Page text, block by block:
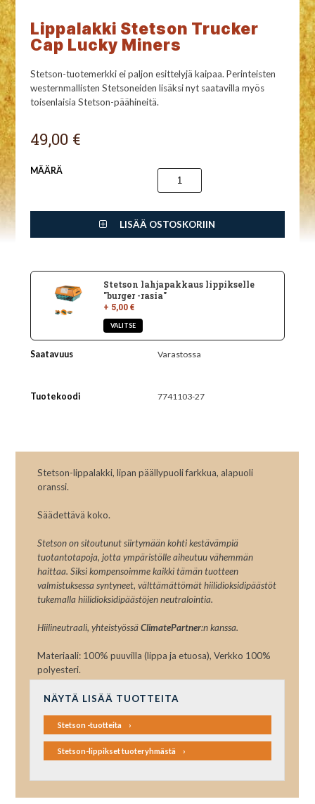
Lippalakki Stetson Trucker
Cap Lucky Miners
Stetson-tuotemerkki ei paljon esittelyjä kaipaa. Perinteisten
westernmallisten Stetsoneiden lisäksi nyt saatavilla myös
toisenlaisia Stetson-päähineitä.
49,00 €
MÄÄRÄ
LISÄÄ OSTOSKORIIN
Stetson lahjapakkaus lippikselle
"burger -rasia"
+ 5,00 €
Saatavuus Varastossa
Tuotekoodi 7741103-27
Stetson-lippalakki, lipan päällypuoli farkkua, alapuoli
oranssi.
Säädettävä koko.
Stetson on sitoutunut siirtymään kohti kestävämpiä
tuotantotapoja, jotta ympäristölle aiheutuu vähemmän
haittaa. Siksi kompensoimme kaikki tämän tuotteen
valmistuksessa syntyneet, välttämättömät hiilidioksidipäästöt
tukemalla hiilidioksidipäästöjen neutralointia.
Hiilineutraali, yhteistyössäClimatePartner:n kanssa.
Materiaali: 100% puuvilla (lippa ja etuosa), Verkko 100%
polyesteri.
NÄYTÄ LISÄÄ TUOTTEITA
Stetson -tuotteita
Stetson-lippikset tuoteryhmästä